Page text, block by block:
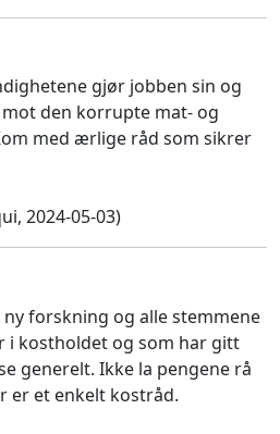
gjør jobben sin og
den korrupte mat- og
med ærlige råd som sikrer
2024-05-03)
forskning og alle stemmene
i kostholdet og som har gitt
generelt. Ikke la pengene rå
er et enkelt kostråd.